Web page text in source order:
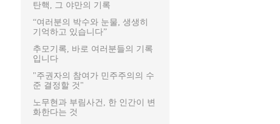
탄핵, 그 야만의 기록
“여러분의 박수와 눈물, 생생히
기억하고 있습니다”
추모기록, 바로 여러분들의 기록
입니다
"주권자의 참여가 민주주의의 수
준 결정할 것"
노무현과 부림사건, 한 인간이 변
화한다는 것